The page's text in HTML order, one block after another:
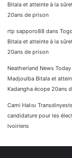
Bitala et atteinte à la
20ans de prison
rtp sapporo88 dans
Bitala et atteinte à la
20ans de prison
Neatherland News Today
Madjoulba Bitala et
Kadangha écope 20ans
Cami Halısı
candidature pour les
Ivoiriens